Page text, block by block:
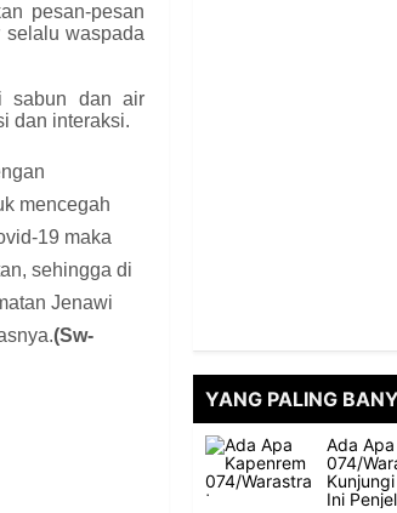
pesan-pesan
selalu waspada
sabun dan air
dan interaksi.
mencegah
19 maka
sehingga di
Jenawi
(Sw-
YANG PALING
Ada
074/
Ini